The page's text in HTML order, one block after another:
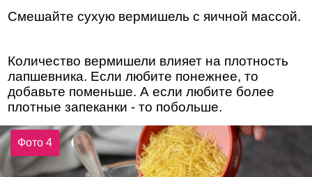
Смешайте сухую вермишель с яичной массой.
Количество вермишели влияет на плотность
лапшевника. Если любите понежнее, то
добавьте поменьше. А если любите более
плотные запеканки - то побольше.
Фото 4